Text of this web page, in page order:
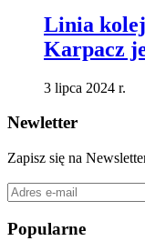
Linia
Karpacz
3 lipca 2024 r.
Newletter
Zapisz się na
Popularne